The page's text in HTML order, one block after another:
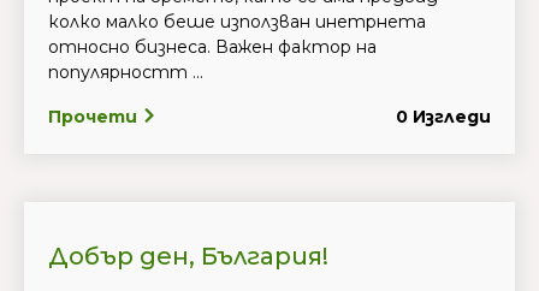
колко малко беше използван инетрнета
относно бизнеса. Важен фактор на
популярностт ...
Прочети 0 Изгледи
Добър ден, България!